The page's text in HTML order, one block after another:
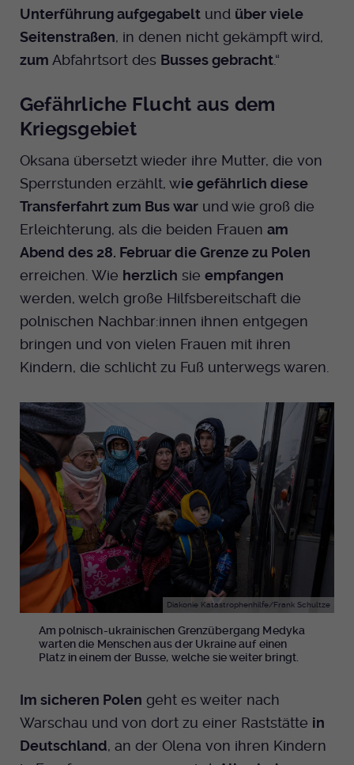
Unterführung aufgegabelt und über viele
Seitenstraßen, in denen nicht gekämpft wird,
zum Abfahrtsort des Busses gebracht.“
Gefährliche Flucht aus dem
Kriegsgebiet
Oksana übersetzt wieder ihre Mutter, die von
Sperrstunden erzählt, wie gefährlich diese
Transferfahrt zum Bus war und wie groß die
Erleichterung, als die beiden Frauen am
Abend des 28. Februar die Grenze zu Polen
erreichen. Wie herzlich sie empfangen
werden, welch große Hilfsbereitschaft die
polnischen Nachbar:innen ihnen entgegen
bringen und von vielen Frauen mit ihren
Kindern, die schlicht zu Fuß unterwegs waren.
Diakonie Katastrophenhilfe/Frank Schultze
Am polnisch-ukrainischen Grenzübergang Medyka
warten die Menschen aus der Ukraine auf einen
Platz in einem der Busse, welche sie weiter bringt.
Im sicheren Polen geht es weiter nach
Warschau und von dort zu einer Raststätte in
Deutschland, an der Olena von ihren Kindern